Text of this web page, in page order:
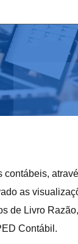
as
de Livro
Contábil.